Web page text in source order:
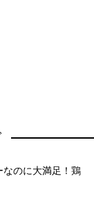
なのに大満足！鶏